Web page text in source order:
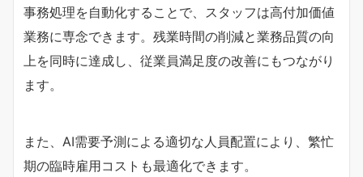
事務処理を自動化することで、スタッフは高付加価値
業務に専念できます。残業時間の削減と業務品質の向
上を同時に達成し、従業員満足度の改善にもつながり
ます。
また、AI需要予測による適切な人員配置により、繁忙
期の臨時雇用コストも最適化できます。